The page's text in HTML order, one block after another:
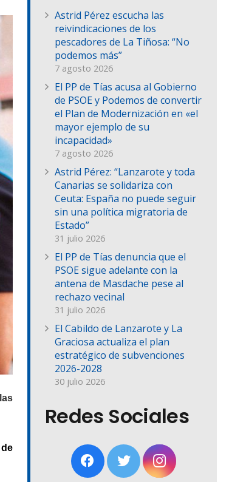
Astrid Pérez escucha las
reivindicaciones de los
pescadores de La Tiñosa: “No
podemos más”
7 agosto 2026
El PP de Tías acusa al Gobierno
de PSOE y Podemos de convertir
el Plan de Modernización en «el
mayor ejemplo de su
incapacidad»
7 agosto 2026
Astrid Pérez: “Lanzarote y toda
Canarias se solidariza con
Ceuta: España no puede seguir
sin una política migratoria de
Estado”
31 julio 2026
El PP de Tías denuncia que el
PSOE sigue adelante con la
antena de Masdache pese al
rechazo vecinal
31 julio 2026
El Cabildo de Lanzarote y La
Graciosa actualiza el plan
estratégico de subvenciones
2026-2028
30 julio 2026
Redes Sociales